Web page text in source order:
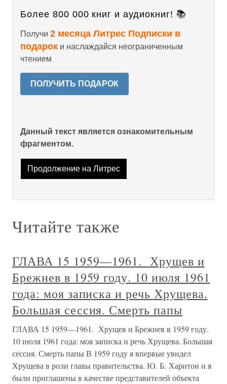
Более 800 000 книг и аудиокниг! 📚
Получи 2 месяца Литрес Подписки в
подарок и наслаждайся неограниченным
чтением
ПОЛУЧИТЬ ПОДАРОК
Данный текст является ознакомительным
фрагментом.
Продолжение на Литрес
Читайте также
ГЛАВА 15 1959—1961. Хрущев и
Брежнев в 1959 году. 10 июля 1961
года: моя записка и речь Хрущева.
Большая сессия. Смерть папы
ГЛАВА 15 1959—1961. Хрущев и Брежнев в 1959 году.
10 июля 1961 года: моя записка и речь Хрущева. Большая
сессия. Смерть папы В 1959 году я впервые увидел
Хрущева в роли главы правительства. Ю. Б. Харитон и я
были приглашены в качестве представителей объекта